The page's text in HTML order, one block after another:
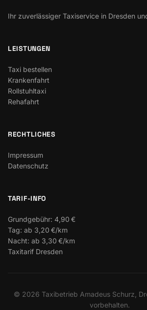
Ihr zuverlässiger Taxiservice in Dresden
LEISTUNGEN
Taxi bestellen
Krankenfahrt
Rollstuhltaxi
Rehafahrt
RECHTLICHES
Impressum
Datenschutz
TARIF-INFO
Grundgebühr: 4,90 €
Tag: ab 3,20 €/km
Nacht: ab 3,30 €/km
Taxitarif Dresden
© 2026 Taxibetrieb Amadeus Schurz,
vorbehalten.